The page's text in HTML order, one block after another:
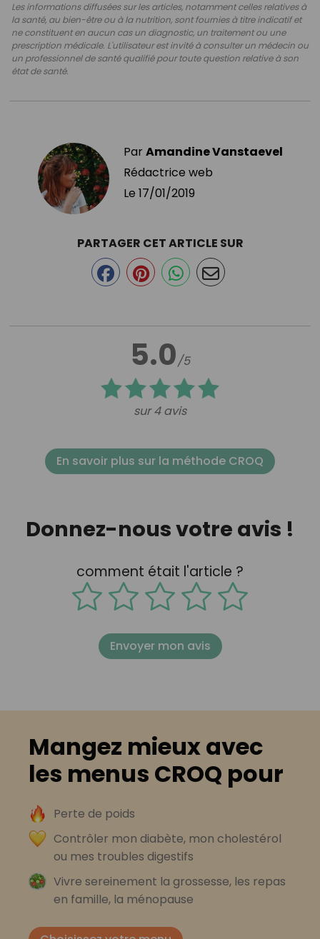
Les informations diffusées sur les articles, notamment celles relatives à
la santé, au bien-être ou à la nutrition, sont fournies à titre indicatif et
ne constituent en aucun cas un diagnostic, un traitement ou une
prescription médicale. L'utilisateur est invité à consulter un médecin ou
un professionnel de santé qualifié pour toute question relative à son
état de santé.
ParAmandine Vanstaevel
Rédactrice web
Le 17/01/2019
5.0/5
sur 4 avis
PARTAGER CET ARTICLE SUR
En savoir plus sur la méthode CROQ
Donnez-nous votre avis !
comment était l'article ?
Envoyer mon avis
Mangez mieux avec
les menus CROQ pour
Perte de poids
Contrôler mon diabète, mon cholestérol
ou mes troubles digestifs
Vivre sereinement la grossesse, les repas
en famille, la ménopause